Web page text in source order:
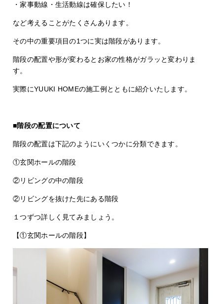
・家事動線・生活動線は確保したい！
など考えることがたくさんあります。
その中の重要項目の1つに実は階段があります。
階段の配置や形が変わるとお家の性格がガラッと変わりま
す。
実際にYUUKI HOMEの施工例とともに紹介いたします。
■階段の配置について
階段の配置は下記のようにいくつかに分類できます。
①玄関ホールの階段
②リビングの中の階段
②リビングを抜けた先にある階段
１つずつ詳しく見てみましょう。
【①玄関ホールの階段】